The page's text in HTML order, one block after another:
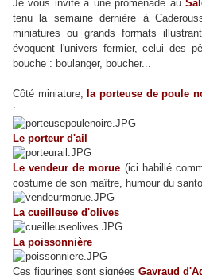
Je vous invite à une promenade au
tenu la semaine dernière à
miniatures ou grands formats
évoquent l'univers fermier, celui des
bouche : boulanger, boucher...
Côté miniature, la porteuse de poule
:
Le porteur d'ail
Le vendeur de morue (ici habillé
costume de son maître, humour du
La cueilleuse d'olives
La poissonnière
Ces figurines sont signées Gayraud